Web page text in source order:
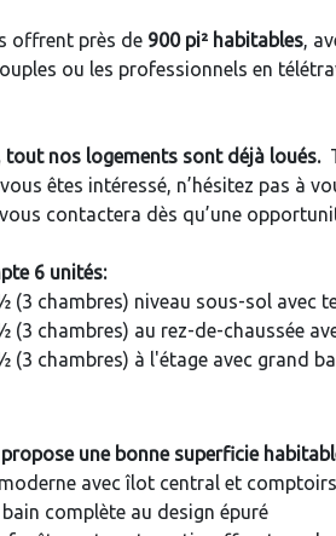
offrent près de 900 pi² habitables,
ou les professionnels en
tout nos logements sont déjà loués.
êtes intéressé, n’hésitez pas à
contactera dès qu’une
6 unités:
(3 chambres) niveau sous-sol avec
(3 chambres) au rez-de-chaussée
(3 chambres) à l'étage avec grand
une bonne superficie
avec îlot central et
bain complète au design épuré